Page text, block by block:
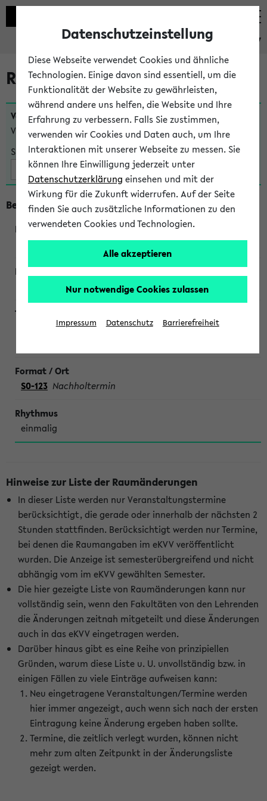
eKVV
Raumänderungen
Veranstaltungen , bei denen sich nach dem24.07.2026
Veranstaltungsorte geändert haben:
Suche:
Beginn um 16 Uhr
291013
Im Examen läuft es nicht. Wie mache ich es besser?
S0-123 Nachholtermin
einmalig
Hinweise zur Liste der Raumänderungen
In dieser Liste werden nur Veranstaltungstermine
berücksichtigt, die gerade oder innerhalb der nächsten 2
Stunden stattfinden. Berücksichtigt werden nur Termine,
bei denen die Raumangaben im eKVV veröffentlicht
wurden. Die Anzeige ist semesterübergreifend und nicht
abhängig vom im eKVV gewählten Semester.
Die hier gezeigte Liste von Raumänderungen kann nur
vollständig sein, wenn den Fakultäten von den Lehrenden
die Änderungen zeitnah mitgeteilt und diese Änderungen
auch in das eKVV eingetragen werden.
Darüber hinaus gibt es eine Reihe von prinzipiellen
Gründen, warum diese Liste u. U. unvollständig bzw. in
einigen Fällen zu viele Einträge aufweisen kann:
Neu eingetragene Veranstaltungen/Termine werden
hier immer angezeigt, auch wenn sich nach der ersten
Eintragung keine Änderung ergeben haben sollte.
Termine, die zeitlich verlegt wurden, können nicht
mehr zum alten Zeitpunkt in der Änderungsliste
gezeigt werden.
Datenschutzeinstellung
Diese Webseite verwendet Cookies und ähnliche
Technologien. Einige davon sind essentiell, um die
Funktionalität der Website zu gewährleisten,
während andere uns helfen, die Website und Ihre
Erfahrung zu verbessern. Falls Sie zustimmen,
verwenden wir Cookies und Daten auch, um Ihre
Interaktionen mit unserer Webseite zu messen. Sie
können Ihre Einwilligung jederzeit unter
Datenschutzerklärung einsehen und mit der
Wirkung für die Zukunft widerrufen. Auf der Seite
finden Sie auch zusätzliche Informationen zu den
verwendeten Cookies und Technologien.
Alle akzeptieren
Nur notwendige Cookies zulassen
Impressum Datenschutz Barrierefreiheit